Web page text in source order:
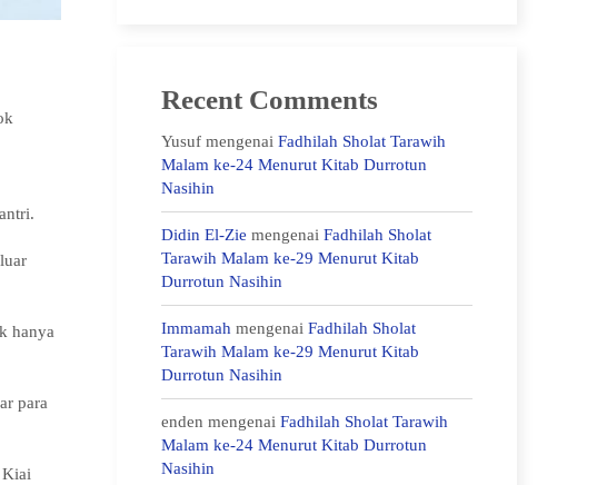
hanya
para
Kiai
Recent Comments
Yusuf mengenai Fadhilah Sholat Tarawih
Malam ke-24 Menurut Kitab Durrotun
Nasihin
Didin El-Zie mengenai Fadhilah Sholat
Tarawih Malam ke-29 Menurut Kitab
Durrotun Nasihin
Immamah mengenai Fadhilah Sholat
Tarawih Malam ke-29 Menurut Kitab
Durrotun Nasihin
enden mengenai Fadhilah Sholat Tarawih
Malam ke-24 Menurut Kitab Durrotun
Nasihin